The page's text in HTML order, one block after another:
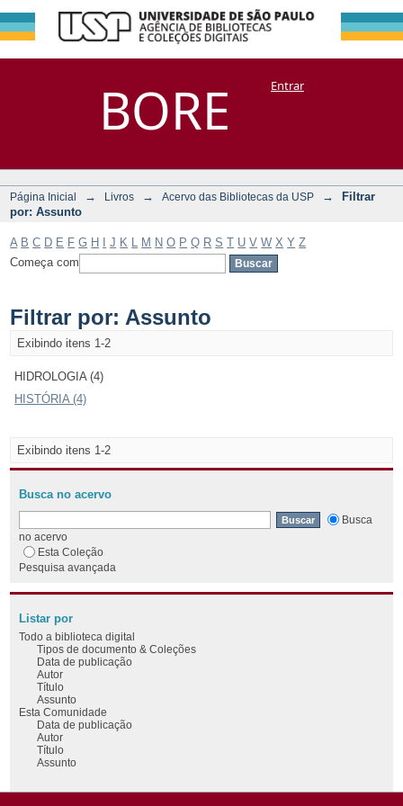
BORE
Filtrar por:
Assunto
DSpace/Manakin + CoriscoEntrar
Página Inicial → Livros → Acervo das Bibliotecas da USP →
Filtrar
por: Assunto
A B C D E F G H J K M N O P Q R S T U V W X Y Z
Começa com
Filtrar por: Assunto
Exibindo itens 1-2
HIDROLOGIA (4)
HISTÓRIA (4)
Exibindo itens 1-2
Busca no acervo
Busca
no acervo
Esta Coleção
Pesquisa avançada
Listar por
Todo a biblioteca digital
Tipos de documento & Coleções
Data de publicação
Autor
Título
Assunto
Esta Comunidade
Data de publicação
Autor
Título
Assunto